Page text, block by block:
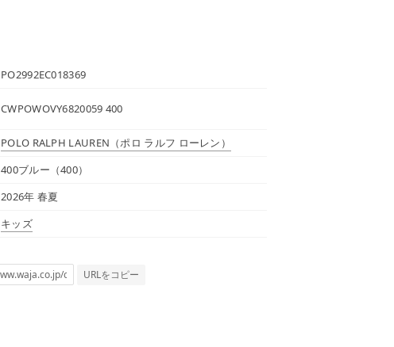
PO2992EC018369
CWPOWOVY6820059 400
POLO RALPH LAUREN （ポロ ラルフ ローレン）
400ブルー（400）
2026年 春夏
キッズ
URLをコピー